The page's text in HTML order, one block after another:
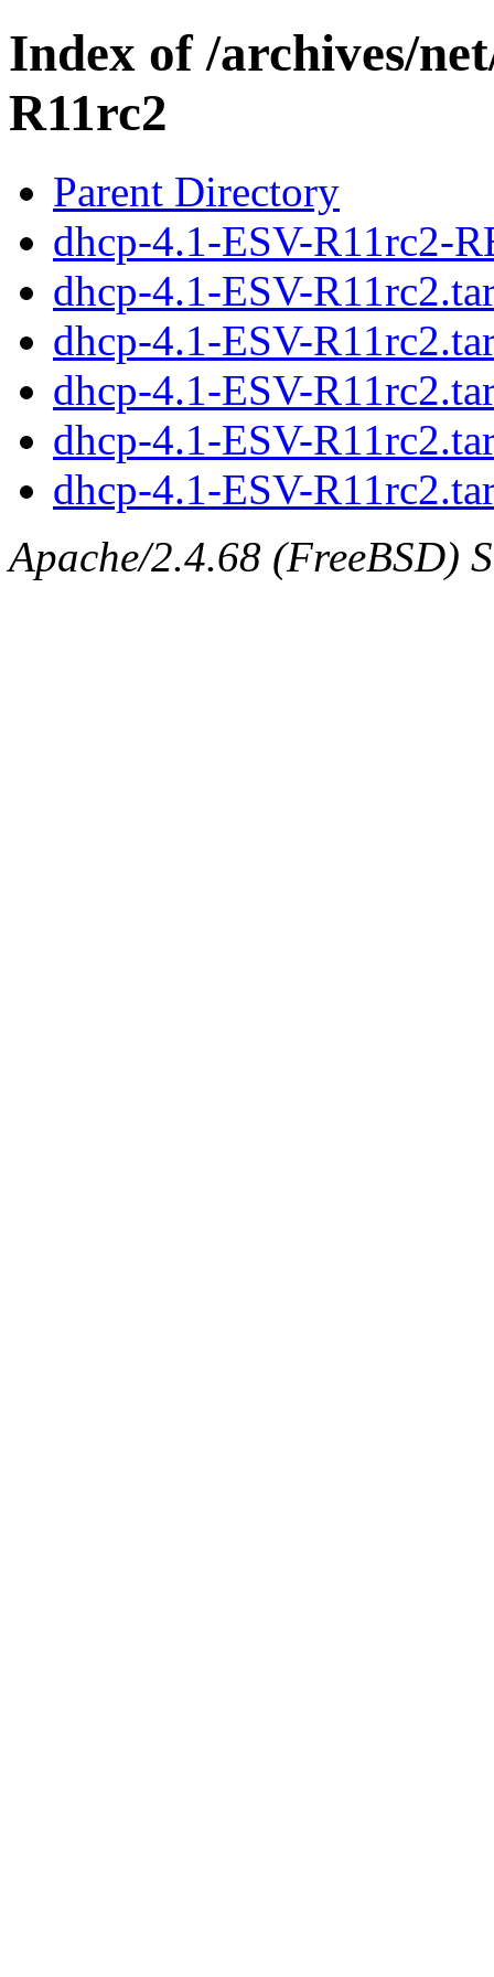
Index of /archives/
R11rc2
Parent Directory
dhcp-4.1-ESV-R11rc2-
dhcp-4.1-ESV-
dhcp-4.1-ESV-
dhcp-4.1-ESV-
dhcp-4.1-ESV-
dhcp-4.1-ESV-
Apache/2.4.68 (FreeBSD)